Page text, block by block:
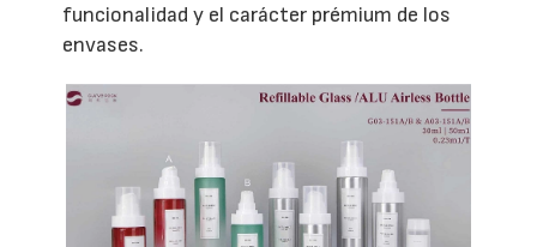
funcionalidad y el carácter prémium de los
envases.